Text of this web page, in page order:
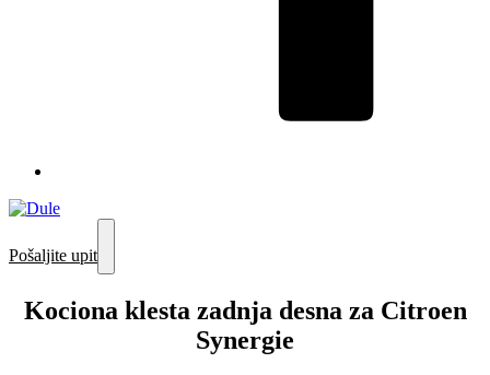
Pošaljite upit
Kociona klesta zadnja desna za Citroen
Synergie